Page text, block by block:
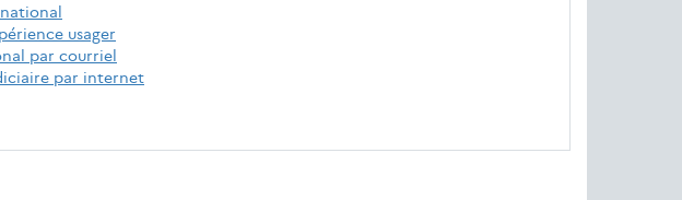
usager
par courriel
par internet